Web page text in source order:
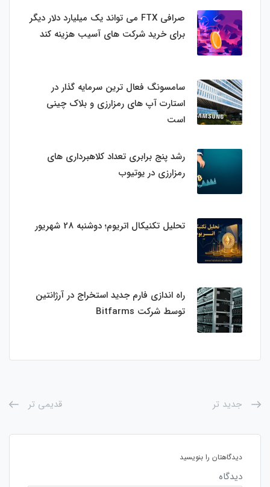
صرافی FTX می تواند یک میلیارد دلار دیگر
برای خرید شرکت های آسیب هزینه کند
سامسونگ فعال‌ ترین سرمایه‌ گذار در
استارت‌ آپ‌ های رمزارزی و بلاک چینی
است
رشد پنج برابری تعداد کلاهبرداری های
رمزارزی در یوتیوب
تحلیل تکنیکال اتریوم؛ دوشنبه 28 شهریور
راه اندازی فارم جدید استخراج در آرژانتین
توسط شرکت Bitfarms
جدید تر قدیمی تر
دیدگاهتان را بنویسید
دیدگاه